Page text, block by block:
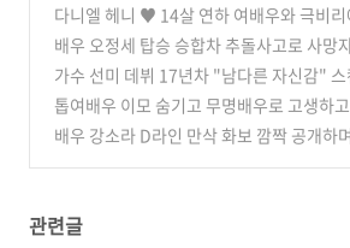
다니엘 헤니 ♥ 14살 연하 여배우와 극비리
국에서 비밀 결혼식 (0)
배우 오정세 탑승 승합차 추돌사고로 사망
나온 심각한 상황
(0)
가수 선미 데뷔 17년차 "남다른 자신감"
도 남사친도 없는 이유
(0)
톱여배우 이모 숨기고 무명배우로 고생하
로 인정 받은 남자배우 (0)
배우 강소라 D라인 만삭 화보 깜짝 공개하며
관련글